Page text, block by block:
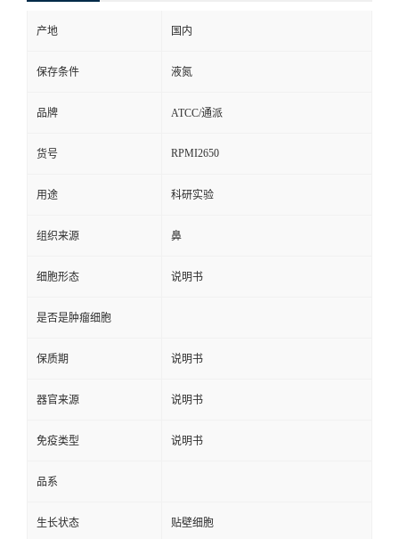
产地 国内
保存条件 液氮
品牌 ATCC/通派
货号 RPMI2650
用途 科研实验
组织来源 鼻
细胞形态 说明书
是否是肿瘤细胞
保质期 说明书
器官来源 说明书
免疫类型 说明书
品系
生长状态 贴壁细胞